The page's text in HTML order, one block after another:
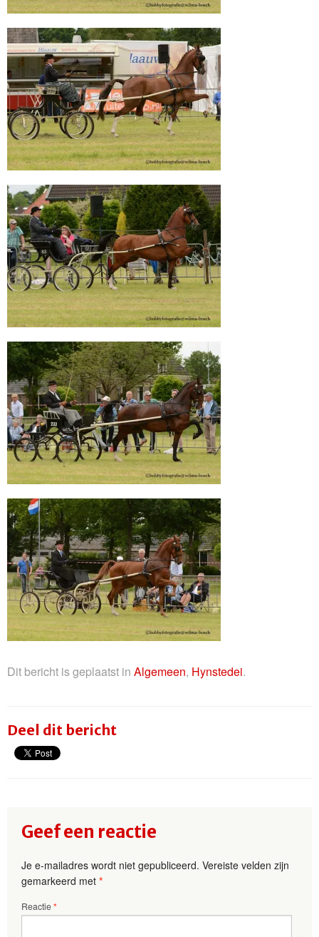
Dit bericht is geplaatst in Algemeen, Hynstedei.
Deel dit bericht
Geef een reactie
Je e-mailadres wordt niet gepubliceerd. Vereiste velden zijn
gemarkeerd met *
Reactie*